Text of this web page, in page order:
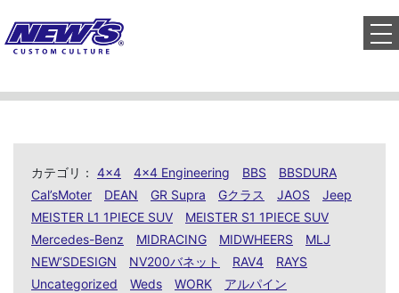
カテゴリ： 4x4 4x4 Engineering BBS
BBSDURA
Cal’sMoter
DEAN GR Supra Gクラス JAOS
Jeep
MEISTER L1 1PIECE SUV
MEISTER S1 1PIECE SUV
Mercedes-Benz
MIDRACING MIDWHEERS
MLJ
NEW‘SDESIGN
NV200バネット RAV4
RAYS
Uncategorized
Weds WORK
アルパイン